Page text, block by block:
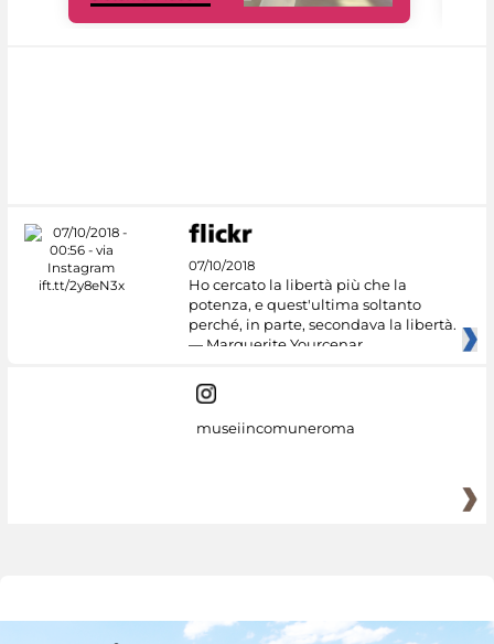
07/10/2018
Ho cercato la libertà più che la
potenza, e quest'ultima soltanto
perché, in parte, secondava la libertà.
— Marguerite Yourcenar
museiincomuneroma